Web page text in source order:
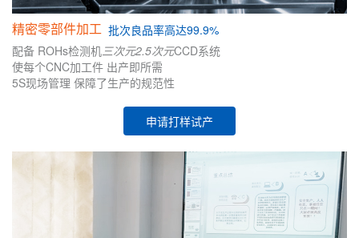
精密零部件加工 批次良品率高达99.9%
配备 ROHs检测机三次元2.5次元CCD系统
使每个CNC加工件 出产即所需
5S现场管理 保障了生产的规范性
申请打样试产